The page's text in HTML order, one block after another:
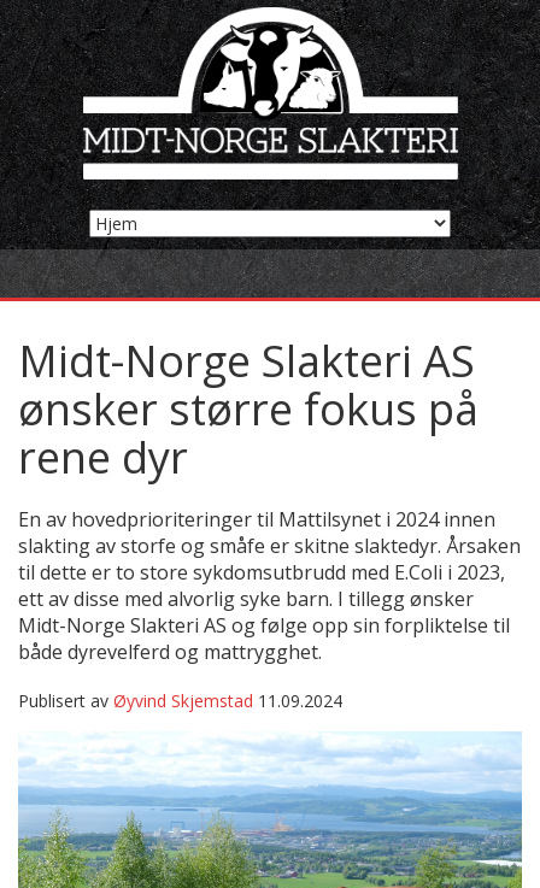
Midt-Norge Slakteri AS
ønsker større fokus på
rene dyr
En av hovedprioriteringer til Mattilsynet i 2024 innen
slakting av storfe og småfe er skitne slaktedyr. Årsaken
til dette er to store sykdomsutbrudd med E.Coli i 2023,
ett av disse med alvorlig syke barn. I tillegg ønsker
Midt-Norge Slakteri AS og følge opp sin forpliktelse til
både dyrevelferd og mattrygghet.
Publisert av Øyvind Skjemstad 11.09.2024